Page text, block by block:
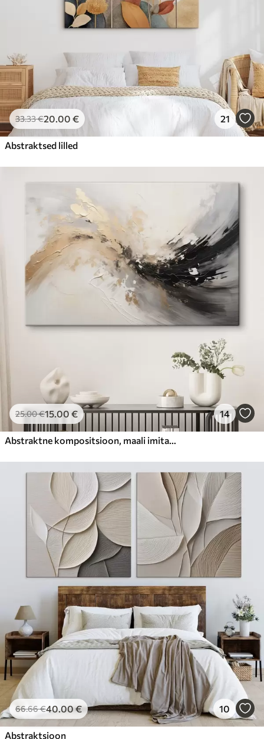
33.33€20.00 € 21
Abstraktsed lilled
25.00€15.00 € 14
Abstraktne kompositsioon, maali imitatsioon
66.66€40.00€ 10
Abstraktsioon